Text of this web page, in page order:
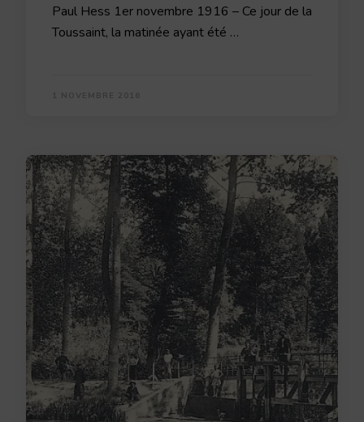
Paul Hess 1er novembre 1916 – Ce jour de la
Toussaint, la matinée ayant été …